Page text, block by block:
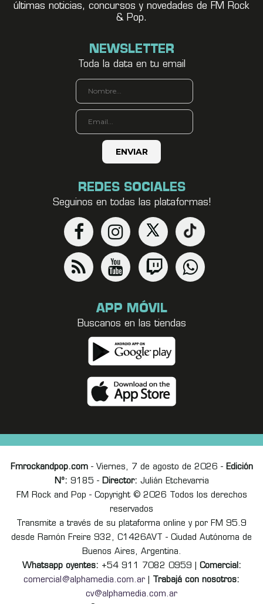
últimas noticias, concursos y novedades de FM Rock
& Pop.
NEWSLETTER
Toda la data en tu email
REDES SOCIALES
Seguinos en todas las plataformas!
APP MÓVIL
Buscanos en las tiendas
Fmrockandpop.com- Viernes, 7 de agosto de 2026 - Edición
Nº: 9185 - Director: Julián Etchevarria
FM Rock and Pop - Copyright © 2026 Todos los derechos
reservados
Transmite a través de su plataforma online y por FM 95.9
desde Ramón Freire 932, C1426AVT - Ciudad Autónoma de
Buenos Aires, Argentina.
Whatsapp oyentes: +54 911 7082 0959 | Comercial:
comercial@alphamedia.com.ar
Trabajá con nosotros:
cv@alphamedia.com.ar